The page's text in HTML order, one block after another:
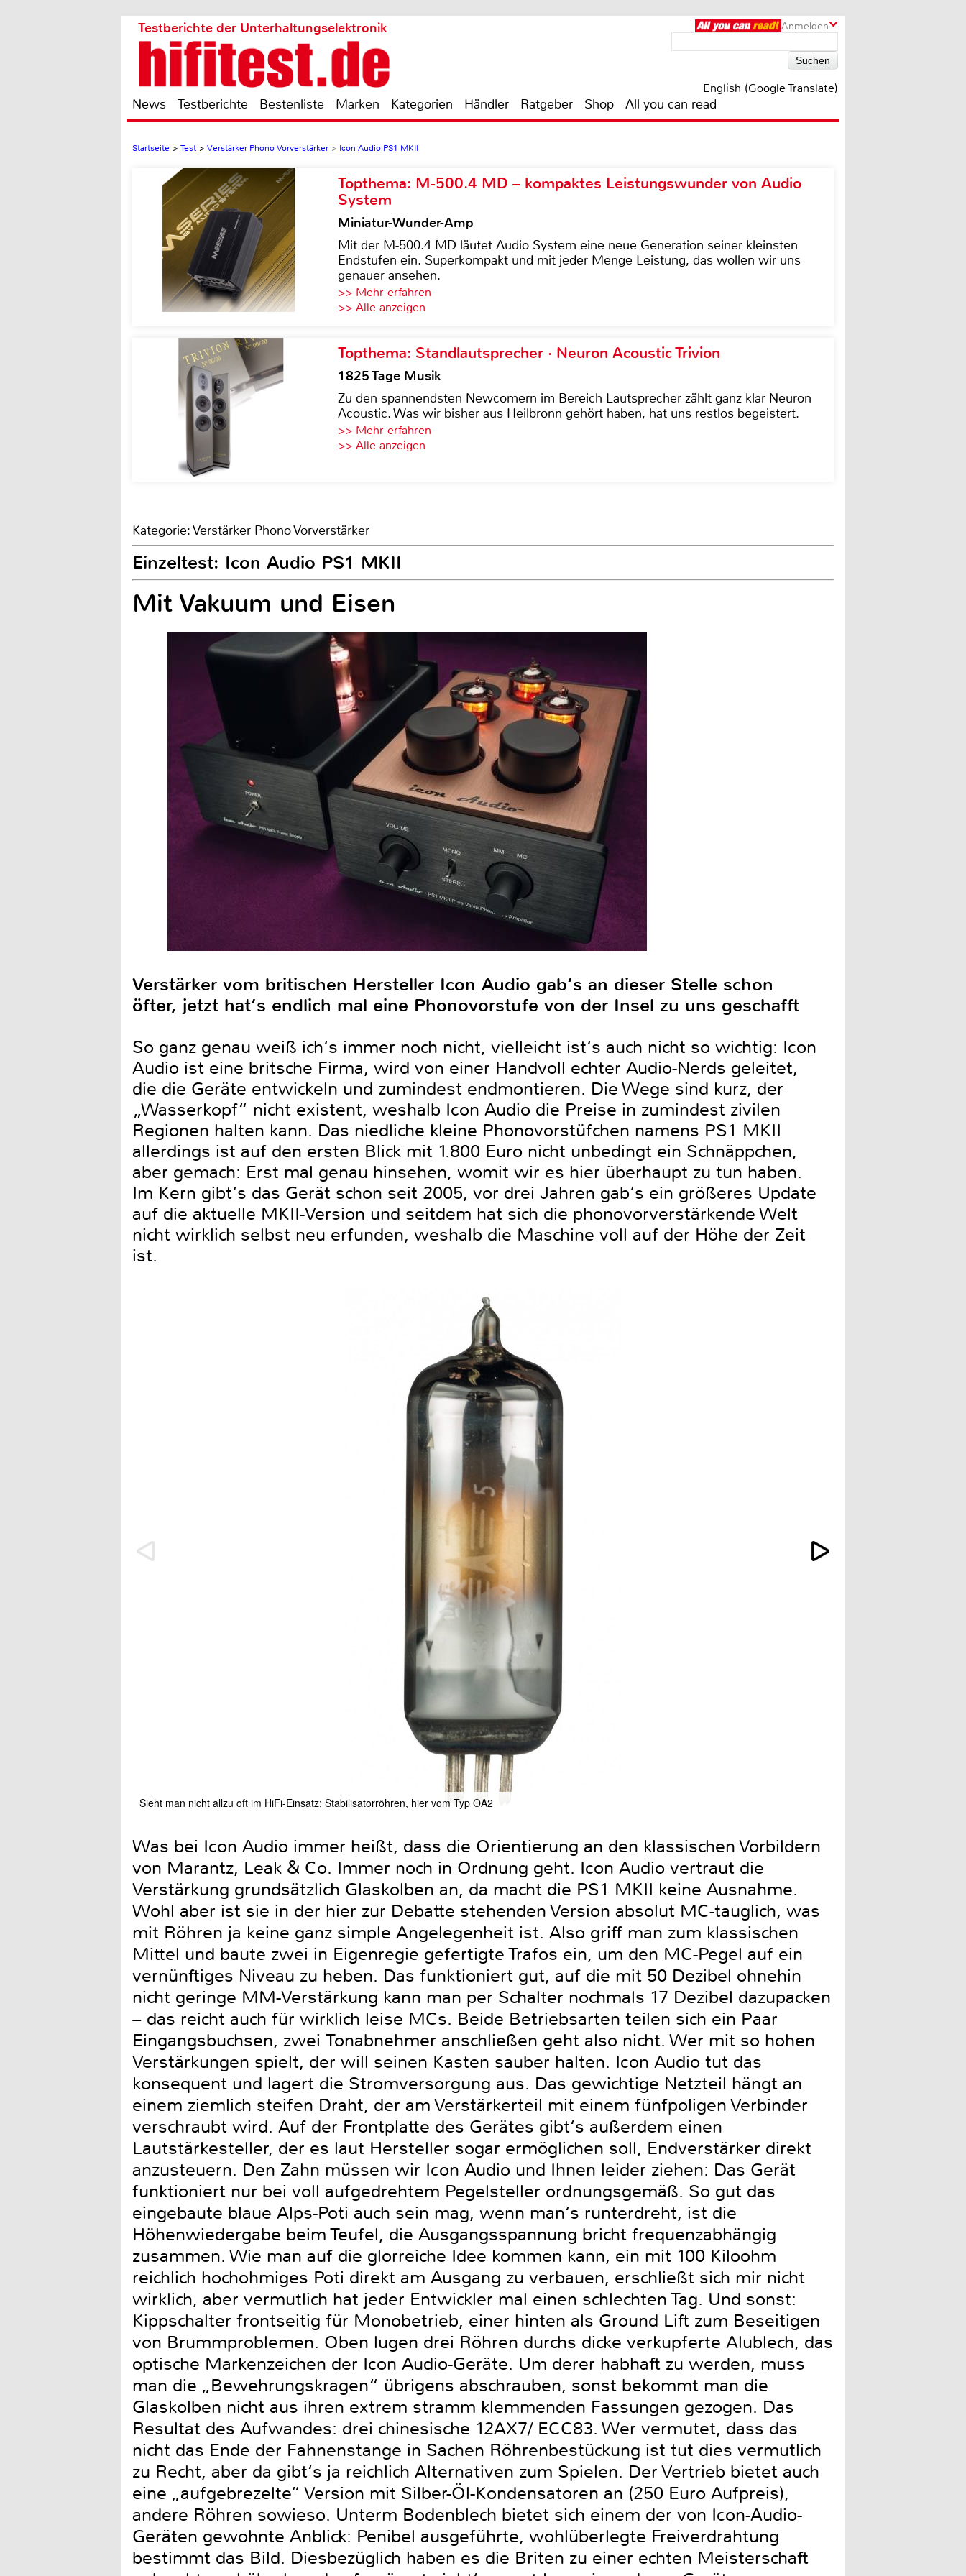
Anmelden
Testberichte der Unterhaltungselektronik
English (Google Translate)
News Testberichte Bestenliste Marken Kategorien Händler Ratgeber Shop All you can read
Startseite > Test > Verstärker Phono Vorverstärker > Icon Audio PS1 MKII
Topthema: M-500.4 MD – kompaktes Leistungswunder von Audio
System
Miniatur-Wunder-Amp
Mit der M-500.4 MD läutet Audio System eine neue Generation seiner kleinsten
Endstufen ein. Superkompakt und mit jeder Menge Leistung, das wollen wir uns
genauer ansehen.
>> Mehr erfahren
>> Alle anzeigen
Topthema: Standlautsprecher · Neuron Acoustic Trivion
1825 Tage Musik
Zu den spannendsten Newcomern im Bereich Lautsprecher zählt ganz klar Neuron
Acoustic. Was wir bisher aus Heilbronn gehört haben, hat uns restlos begeistert.
>> Mehr erfahren
>> Alle anzeigen
Kategorie: Verstärker Phono Vorverstärker
Einzeltest: Icon Audio PS1 MKII
Mit Vakuum und Eisen
Verstärker vom britischen Hersteller Icon Audio gab‘s an dieser Stelle schon
öfter, jetzt hat‘s endlich mal eine Phonovorstufe von der Insel zu uns geschafft
So ganz genau weiß ich‘s immer noch nicht, vielleicht ist‘s auch nicht so wichtig: Icon
Audio ist eine britsche Firma, wird von einer Handvoll echter Audio-Nerds geleitet,
die die Geräte entwickeln und zumindest endmontieren. Die Wege sind kurz, der
„Wasserkopf“ nicht existent, weshalb Icon Audio die Preise in zumindest zivilen
Regionen halten kann. Das niedliche kleine Phonovorstüfchen namens PS1 MKII
allerdings ist auf den ersten Blick mit 1.800 Euro nicht unbedingt ein Schnäppchen,
aber gemach: Erst mal genau hinsehen, womit wir es hier überhaupt zu tun haben.
Im Kern gibt‘s das Gerät schon seit 2005, vor drei Jahren gab‘s ein größeres Update
auf die aktuelle MKII-Version und seitdem hat sich die phonovorverstärkende Welt
nicht wirklich selbst neu erfunden, weshalb die Maschine voll auf der Höhe der Zeit
ist.
Sieht man nicht allzu oft im HiFi-Einsatz: Stabilisatorröhren, hier vom Typ OA2
Was bei Icon Audio immer heißt, dass die Orientierung an den klassischen Vorbildern
von Marantz, Leak & Co. Immer noch in Ordnung geht. Icon Audio vertraut die
Verstärkung grundsätzlich Glaskolben an, da macht die PS1 MKII keine Ausnahme.
Wohl aber ist sie in der hier zur Debatte stehenden Version absolut MC-tauglich, was
mit Röhren ja keine ganz simple Angelegenheit ist. Also griff man zum klassischen
Mittel und baute zwei in Eigenregie gefertigte Trafos ein, um den MC-Pegel auf ein
vernünftiges Niveau zu heben. Das funktioniert gut, auf die mit 50 Dezibel ohnehin
nicht geringe MM-Verstärkung kann man per Schalter nochmals 17 Dezibel dazupacken
– das reicht auch für wirklich leise MCs. Beide Betriebsarten teilen sich ein Paar
Eingangsbuchsen, zwei Tonabnehmer anschließen geht also nicht. Wer mit so hohen
Verstärkungen spielt, der will seinen Kasten sauber halten. Icon Audio tut das
konsequent und lagert die Stromversorgung aus. Das gewichtige Netzteil hängt an
einem ziemlich steifen Draht, der am Verstärkerteil mit einem fünfpoligen Verbinder
verschraubt wird. Auf der Frontplatte des Gerätes gibt‘s außerdem einen
Lautstärkesteller, der es laut Hersteller sogar ermöglichen soll, Endverstärker direkt
anzusteuern. Den Zahn müssen wir Icon Audio und Ihnen leider ziehen: Das Gerät
funktioniert nur bei voll aufgedrehtem Pegelsteller ordnungsgemäß. So gut das
eingebaute blaue Alps-Poti auch sein mag, wenn man‘s runterdreht, ist die
Höhenwiedergabe beim Teufel, die Ausgangsspannung bricht frequenzabhängig
zusammen. Wie man auf die glorreiche Idee kommen kann, ein mit 100 Kiloohm
reichlich hochohmiges Poti direkt am Ausgang zu verbauen, erschließt sich mir nicht
wirklich, aber vermutlich hat jeder Entwickler mal einen schlechten Tag. Und sonst:
Kippschalter frontseitig für Monobetrieb, einer hinten als Ground Lift zum Beseitigen
von Brummproblemen. Oben lugen drei Röhren durchs dicke verkupferte Alublech, das
optische Markenzeichen der Icon Audio-Geräte. Um derer habhaft zu werden, muss
man die „Bewehrungskragen“ übrigens abschrauben, sonst bekommt man die
Glaskolben nicht aus ihren extrem stramm klemmenden Fassungen gezogen. Das
Resultat des Aufwandes: drei chinesische 12AX7/ ECC83. Wer vermutet, dass das
nicht das Ende der Fahnenstange in Sachen Röhrenbestückung ist tut dies vermutlich
zu Recht, aber da gibt‘s ja reichlich Alternativen zum Spielen. Der Vertrieb bietet auch
eine „aufgebrezelte“ Version mit Silber-Öl-Kondensatoren an (250 Euro Aufpreis),
andere Röhren sowieso. Unterm Bodenblech bietet sich einem der von Icon-Audio-
Geräten gewohnte Anblick: Penibel ausgeführte, wohlüberlegte Freiverdrahtung
bestimmt das Bild. Diesbezüglich haben es die Briten zu einer echten Meisterschaft